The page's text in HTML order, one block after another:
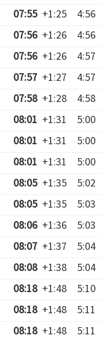
07:55 +1:25 4:56
07:56 +1:26 4:56
07:56 +1:26 4:57
07:57 +1:27 4:57
07:58 +1:28 4:58
08:01 +1:31 5:00
08:01 +1:31 5:00
08:01 +1:31 5:00
08:05 +1:35 5:02
08:05 +1:35 5:03
08:06 +1:36 5:03
08:07 +1:37 5:04
08:08 +1:38 5:04
08:18 +1:48 5:10
08:18 +1:48 5:11
08:18 +1:48 5:11